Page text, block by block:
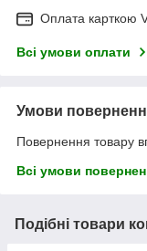
Оплата карткою
Всі умови оплати
Умови
Повернення товару
Всі умови
Подібні товари